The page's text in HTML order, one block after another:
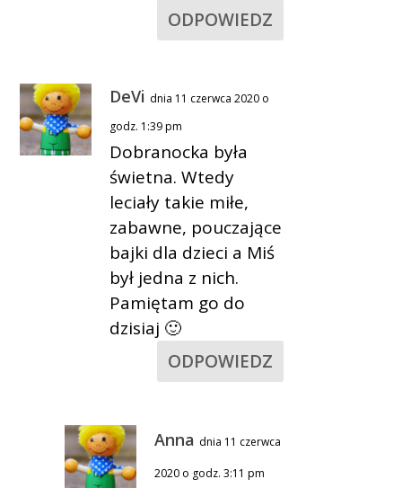
ODPOWIEDZ
DeVi dnia 11 czerwca 2020 o
godz. 1:39 pm
Dobranocka była
świetna. Wtedy
leciały takie miłe,
zabawne, pouczające
bajki dla dzieci a Miś
był jedna z nich.
Pamiętam go do
dzisiaj 🙂
ODPOWIEDZ
Anna dnia 11 czerwca
2020 o godz. 3:11 pm